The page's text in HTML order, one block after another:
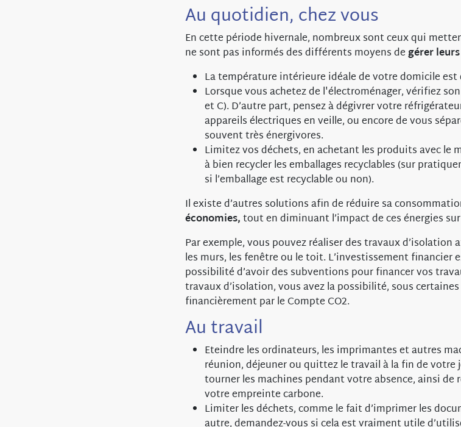
Au quotidien, chez vous
En cette période hivernale, nombreux sont ceux qui
ne sont pas informés des différents moyens degérer
La température intérieure idéale de votre domicile est
Lorsque vous achetez de l'électroménager, vérifiez
et C). D’autre part, pensez à dégivrer votre
appareils électriques en veille, ou encore de vous
souvent très énergivores.
Limitez vos déchets, en achetant les produits avec le
à bien recycler les emballages recyclables (sur
si l’emballage est recyclable ou non).
Il existe d’autres solutions afin de réduire sa
économies,tout en diminuant l’impact de ces énergies sur
Par exemple, vous pouvez réaliser des travaux d’isolation
les murs, les fenêtre ou le toit. L’investissement financier
possibilité d’avoir des subventions pour financer vos
travaux d’isolation, vous avez la possibilité, sous
financièrement par le Compte CO2.
Au travail
Eteindre les ordinateurs, les imprimantes et autres
réunion, déjeuner ou quittez le travail à la fin de votre
tourner les machines pendant votre absence, ainsi de
votre empreinte carbone.
Limiter les déchets, comme le fait d’imprimer les